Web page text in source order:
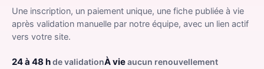
Une inscription, un paiement unique, une fiche publiée à vie
après validation manuelle par notre équipe, avec un lien actif
vers votre site.
24 à 48 hde validationÀ vieaucun renouvellement